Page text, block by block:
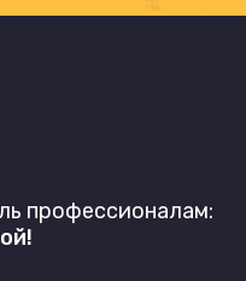
профессионалам: